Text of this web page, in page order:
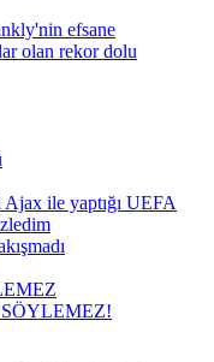
SÖYLEMEZ!